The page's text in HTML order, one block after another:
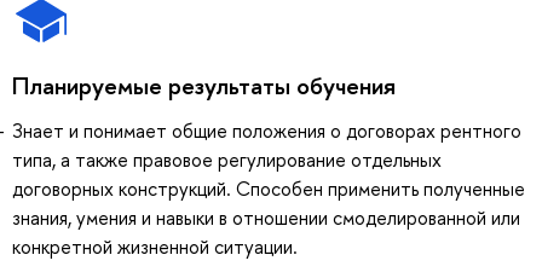
Планируемые результаты обучения
Знает и понимает общие положения о договорах рентного
типа, а также правовое регулирование отдельных
договорных конструкций. Способен применить полученные
знания, умения и навыки в отношении смоделированной или
конкретной жизненной ситуации.